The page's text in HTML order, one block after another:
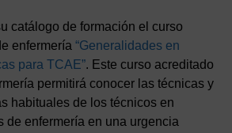
catálogo de formación el curso
enfermería“Generalidades en
para TCAE”. Este curso acreditado
permitirá conocer las técnicas y
habituales de los técnicos en
de enfermería en una urgencia